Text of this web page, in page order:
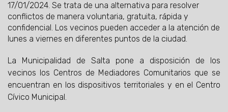
17/01/2024. Se trata de una alternativa para resolver
conflictos de manera voluntaria, gratuita, rápida y
confidencial. Los vecinos pueden acceder a la atención de
lunes a viernes en diferentes puntos de la ciudad.
La Municipalidad de Salta pone a disposición de los
vecinos los Centros de Mediadores Comunitarios que se
encuentran en los dispositivos territoriales y en el Centro
Cívico Municipal.